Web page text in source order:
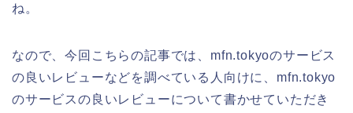
ね。
なので、今回こちらの記事では、mfn.tokyoのサービス
の良いレビューなどを調べている人向けに、mfn.tokyo
のサービスの良いレビューについて書かせていただき